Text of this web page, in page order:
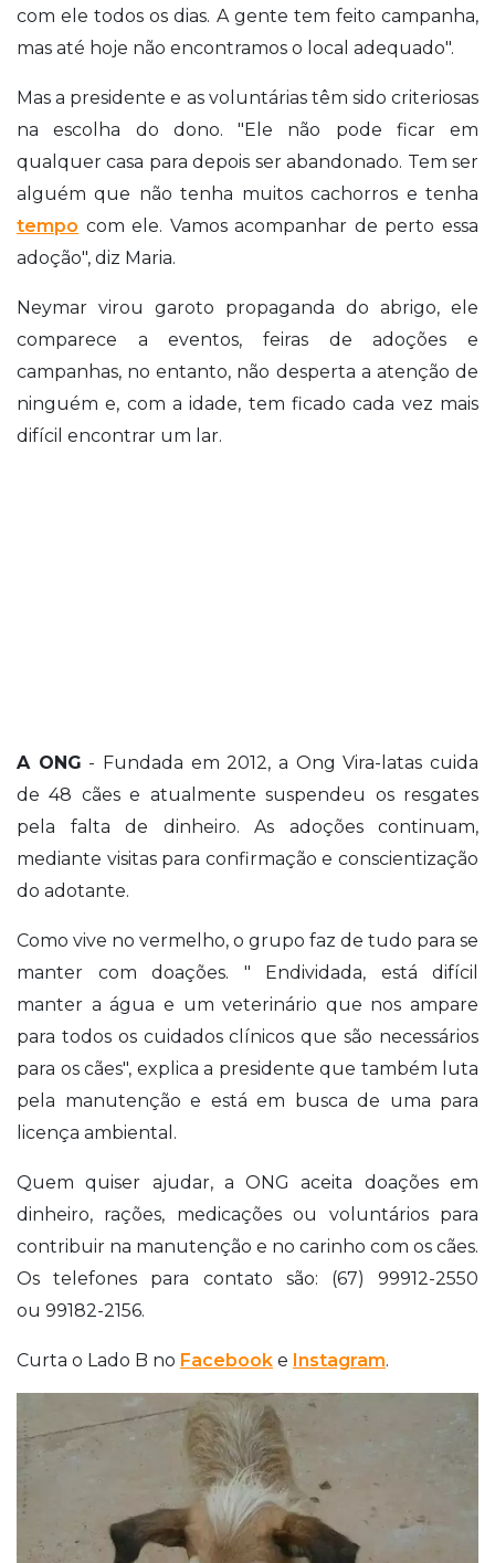
com ele todos os dias. A gente tem feito campanha,
mas até hoje não encontramos o local adequado".
Mas a presidente e as voluntárias têm sido criteriosas
na escolha do dono. "Ele não pode ficar em
qualquer casa para depois ser abandonado. Tem ser
alguém que não tenha muitos cachorros e tenha
tempo com ele. Vamos acompanhar de perto essa
adoção", diz Maria.
Neymar virou garoto propaganda do abrigo, ele
comparece a eventos, feiras de adoções e
campanhas, no entanto, não desperta a atenção de
ninguém e, com a idade, tem ficado cada vez mais
difícil encontrar um lar.
A ONG - Fundada em 2012, a Ong Vira-latas cuida
de 48 cães e atualmente suspendeu os resgates
pela falta de dinheiro. As adoções continuam,
mediante visitas para confirmação e conscientização
do adotante.
Como vive no vermelho, o grupo faz de tudo para se
manter com doações. " Endividada, está difícil
manter a água e um veterinário que nos ampare
para todos os cuidados clínicos que são necessários
para os cães", explica a presidente que também luta
pela manutenção e está em busca de uma para
licença ambiental.
Quem quiser ajudar, a ONG aceita doações em
dinheiro, rações, medicações ou voluntários para
contribuir na manutenção e no carinho com os cães.
Os telefones para contato são: (67) 99912-2550
ou 99182-2156.
Curta o Lado B no Facebook e Instagram.